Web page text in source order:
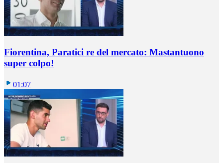
Fiorentina, Paratici re del mercato: Mastantuono
super colpo!
01:07